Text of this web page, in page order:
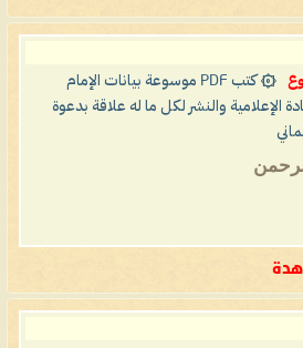
۞ كتب PDF موسوعة بيانات الإمام
الإعلامية والنشر لكل ما له علاقة بدعوة